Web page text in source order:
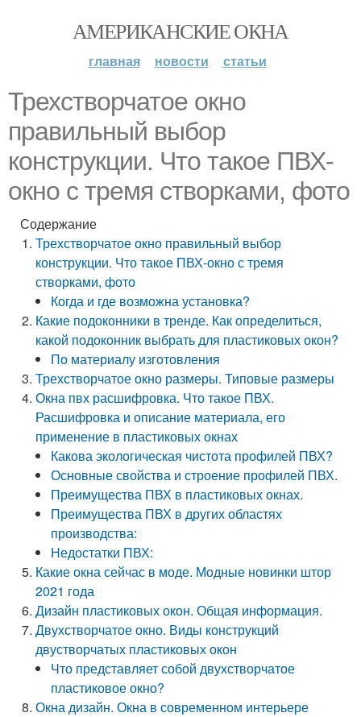
АМЕРИКАНСКИЕ ОКНА
главная новости статьи
Трехстворчатое окно
правильный выбор
конструкции. Что такое ПВХ-
окно с тремя створками, фото
Содержание
Трехстворчатое окно правильный выбор
конструкции. Что такое ПВХ-окно с тремя
створками, фото
Когда и где возможна установка?
Какие подоконники в тренде. Как определиться,
какой подоконник выбрать для пластиковых окон?
По материалу изготовления
Трехстворчатое окно размеры. Типовые размеры
Окна пвх расшифровка. Что такое ПВХ.
Расшифровка и описание материала, его
применение в пластиковых окнах
Какова экологическая чистота профилей ПВХ?
Основные свойства и строение профилей ПВХ.
Преимущества ПВХ в пластиковых окнах.
Преимущества ПВХ в других областях
производства:
Недостатки ПВХ:
Какие окна сейчас в моде. Модные новинки штор
2021 года
Дизайн пластиковых окон. Общая информация.
Двухстворчатое окно. Виды конструкций
двустворчатых пластиковых окон
Что представляет собой двухстворчатое
пластиковое окно?
Окна дизайн. Окна в современном интерьере